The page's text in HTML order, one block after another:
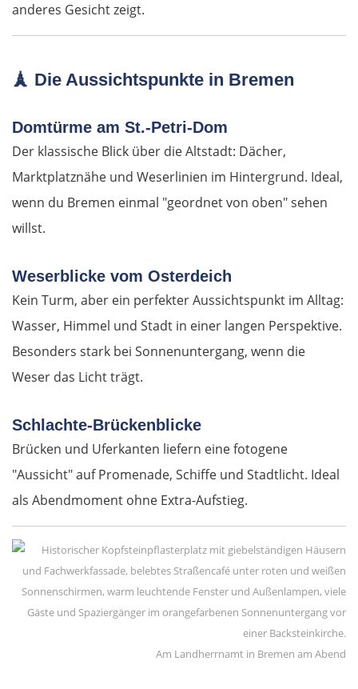
anderes Gesicht zeigt.
🗼 Die Aussichtspunkte in Bremen
Domtürme am St.-Petri-Dom
Der klassische Blick über die Altstadt: Dächer,
Marktplatznähe und Weserlinien im Hintergrund. Ideal,
wenn du Bremen einmal "geordnet von oben" sehen
willst.
Weserblicke vom Osterdeich
Kein Turm, aber ein perfekter Aussichtspunkt im Alltag:
Wasser, Himmel und Stadt in einer langen Perspektive.
Besonders stark bei Sonnenuntergang, wenn die
Weser das Licht trägt.
Schlachte-Brückenblicke
Brücken und Uferkanten liefern eine fotogene
"Aussicht" auf Promenade, Schiffe und Stadtlicht. Ideal
als Abendmoment ohne Extra-Aufstieg.
Am Landherrnamt in Bremen am Abend
Cinque Terre
Genua
Albenga
Frankreich Süd
Cannes
Saint-Tropez
Marseille
Avignon